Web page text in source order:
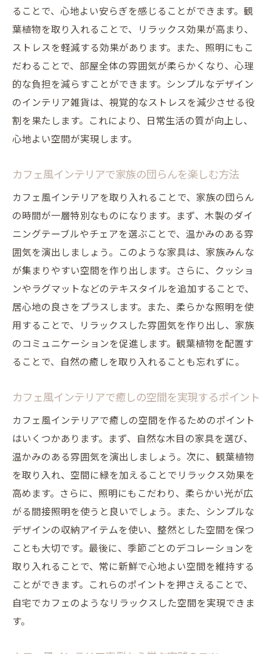
カフェ風インテリアに合うリラックススペ
ースの作り方
居心地の良いカフェ風リビングのレイアウ
ト
カフェ風インテリアに最適なパーティショ
ンの使い方
イント
アクセント小物でカフェ風インテリアを格上げ
する方法
カフェ風インテリアにおけるアクセント小
物の重要性
カフェ風インテリアにおすすめのデコレー
ションアイテム
カフェ風インテリアを引き立てるクッショ
ンとラグの選び方
ウォールデコレーションでアクセントを加
える方法
カフェ風インテリアに合うアートと写真の
シンプルデザインのインテリアで叶えるカフェ
風の安らぎ
シンプルデザインの基本とカフェ風インテ
リアへの応用
シンプルなデザインで作る落ち着いたカフ
ェ風空間
ミニマリストなカフェ風インテリアのポイ
ント
ることで、心地よい安らぎを感じることができます。観
葉植物を取り入れることで、リラックス効果が高まり、
ストレスを軽減する効果があります。また、照明にもこ
だわることで、部屋全体の雰囲気が柔らかくなり、心理
的な負担を減らすことができます。シンプルなデザイン
のインテリア雑貨は、視覚的なストレスを減少させる役
割を果たします。これにより、日常生活の質が向上し、
心地よい空間が実現します。
カフェ風インテリアで家族の団らんを楽しむ方法
カフェ風インテリアを取り入れることで、家族の団らん
の時間が一層特別なものになります。まず、木製のダイ
ニングテーブルやチェアを選ぶことで、温かみのある雰
囲気を演出しましょう。このような家具は、家族みんな
が集まりやすい空間を作り出します。さらに、クッショ
ンやラグマットなどのテキスタイルを追加することで、
居心地の良さをプラスします。また、柔らかな照明を使
用することで、リラックスした雰囲気を作り出し、家族
のコミュニケーションを促進します。観葉植物を配置す
ることで、自然の癒しを取り入れることも忘れずに。
カフェ風インテリアで癒しの空間を実現するポイント
カフェ風インテリアで癒しの空間を作るためのポイント
はいくつかあります。まず、自然な木目の家具を選び、
温かみのある雰囲気を演出しましょう。次に、観葉植物
を取り入れ、空間に緑を加えることでリラックス効果を
高めます。さらに、照明にもこだわり、柔らかい光が広
がる間接照明を使うと良いでしょう。また、シンプルな
デザインの収納アイテムを使い、整然とした空間を保つ
ことも大切です。最後に、季節ごとのデコレーションを
取り入れることで、常に新鮮で心地よい空間を維持する
ことができます。これらのポイントを押さえることで、
自宅でカフェのようなリラックスした空間を実現できま
す。